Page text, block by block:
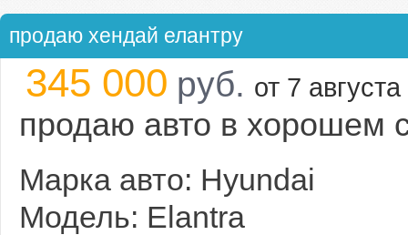
продаю хендай елантру
345 000 руб. от 7
продаю авто в хорошем
Марка авто: Hyundai
Модель: Elantra